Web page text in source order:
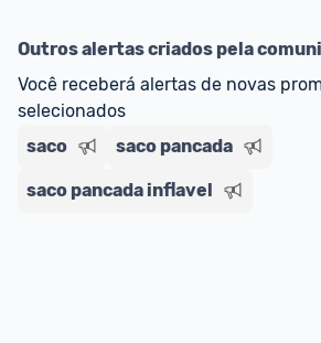
E lembre-se: você sempre pode
comunidade para tirar dúvidas ou
nossos Admins marcando
comentário ou através do Fale
Outros alertas criados pela
Você receberá alertas de novas
selecionados
saco
saco pancada
saco pancada inflavel